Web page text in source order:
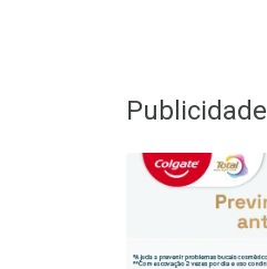
Publicidade